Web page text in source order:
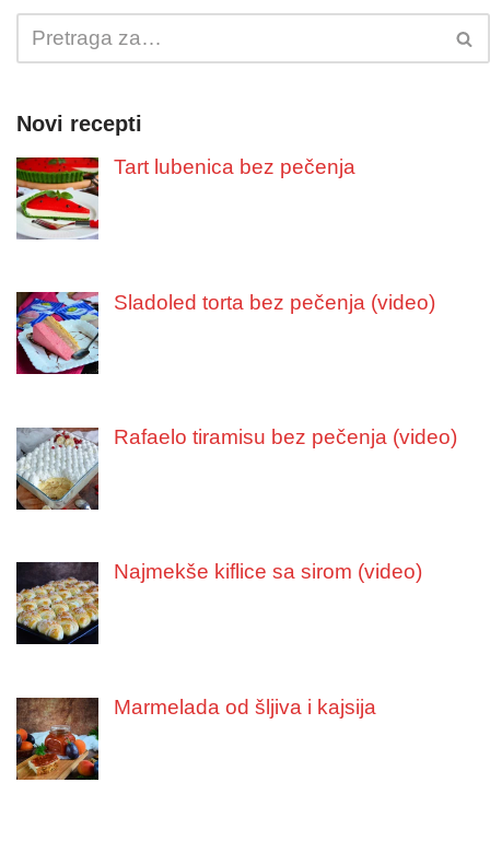
Novi recepti
Tart lubenica bez pečenja
Sladoled torta bez pečenja (video)
Rafaelo tiramisu bez pečenja (video)
Najmekše kiflice sa sirom (video)
Marmelada od šljiva i kajsija